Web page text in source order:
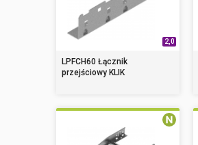
2,0
LPFCH60 Łącznik
przejściowy KLIK